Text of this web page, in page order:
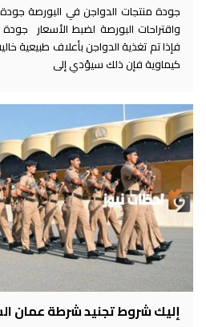
جودة منتجات الدواجن في البورصة
واقتراحات البورصة لضبط الأسعار
فإذا تم تغذية الدواجن بأعلاف طبيعية
كيماوية فإن ذلك سيؤدي إلى
إليك شروط تجنيد شرطة عمان